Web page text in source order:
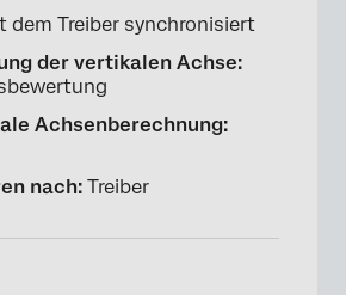
dem Treiber synchronisiert
der vertikalen Achse:
Achsenberechnung:
nach: Treiber